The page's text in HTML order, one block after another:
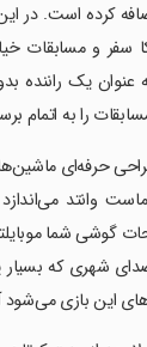
کرده است. در
سفر و مسابقات
عنوان یک راننده
را به اتمام
حرفه‌ای
وانتد
گوشی شما
شهری که بسیار
این بازی می‌شود